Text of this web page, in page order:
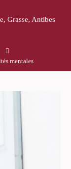
Grasse, Antibes
mentales